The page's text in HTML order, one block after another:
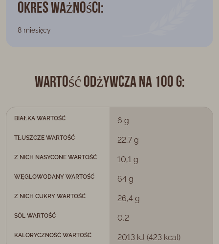
Okres ważności:
8 miesięcy
Wartość odżywcza na 100 g:
BIAŁKA WARTOŚĆ 6 g
TŁUSZCZE WARTOŚĆ 22,7 g
Z NICH NASYCONE WARTOŚĆ 10,1 g
WĘGLOWODANY WARTOŚĆ 64 g
Z NICH CUKRY WARTOŚĆ 26,4 g
SÓL WARTOŚĆ 0,2
KALORYCZNOŚĆ WARTOŚĆ 2013 kJ (423 kcal)